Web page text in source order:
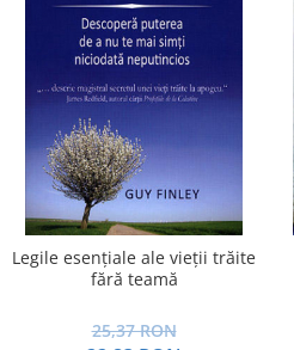
Legile esenţiale ale vieţii trăite
fără teamă
25,37 RON